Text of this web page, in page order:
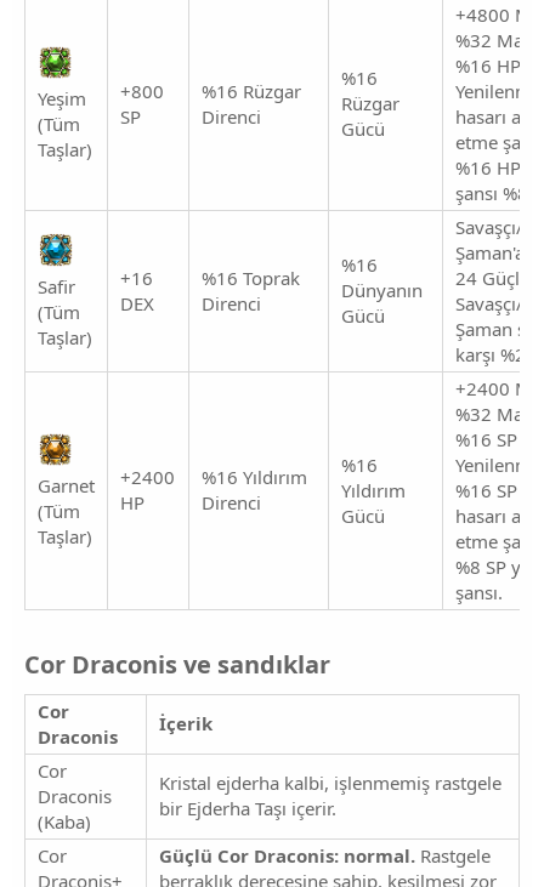
Yeşim
(Tüm
Taşlar)
+800
SP
%16 Rüzgar
Direnci
%16
Rüzgar
Gücü
+4800
%32
%16 HP
hasarı
etme şansı
%16 HP
şansı %8
Safir
(Tüm
Taşlar)
+16
DEX
%16 Toprak
Direnci
%16
Dünyanın
Gücü
Savaşçı/
Şaman'a
24 Güçlü
Savaşçı/
Şaman
karşı
Garnet
(Tüm
Taşlar)
+2400
HP
%16 Yıldırım
Direnci
%16
Yıldırım
Gücü
+2400
%32
%16 SP
%16 SP
hasarı
etme şansı
%8 SP
şansı.
Cor Draconis ve sandıklar​
Cor
Draconis
İçerik
Cor
Draconis
(Kaba)
Kristal ejderha kalbi, işlenmemiş rastgele
bir Ejderha Taşı içerir.
Cor
Draconis+
Güçlü Cor Draconis: normal. Rastgele
berraklık derecesine sahip, kesilmesi zor